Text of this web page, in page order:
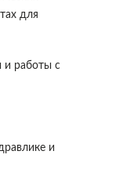
для
и работы с
и